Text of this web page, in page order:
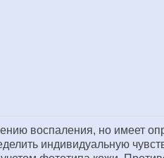
воспаления, но имеет
индивидуальную